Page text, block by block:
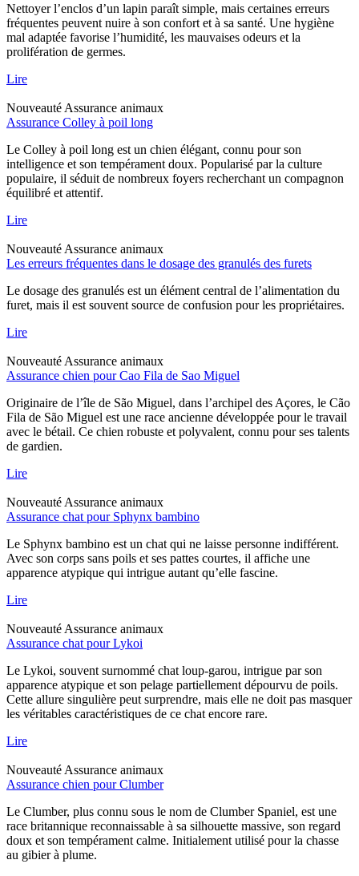
Nettoyer l’enclos d’un lapin paraît simple, mais certaines erreurs
fréquentes peuvent nuire à son confort et à sa santé. Une hygiène
mal adaptée favorise l’humidité, les mauvaises odeurs et la
prolifération de germes.
Lire
Nouveauté Assurance animaux
Assurance Colley à poil long
Le Colley à poil long est un chien élégant, connu pour son
intelligence et son tempérament doux. Popularisé par la culture
populaire, il séduit de nombreux foyers recherchant un compagnon
équilibré et attentif.
Lire
Nouveauté Assurance animaux
Les erreurs fréquentes dans le dosage des granulés des furets
Le dosage des granulés est un élément central de l’alimentation du
furet, mais il est souvent source de confusion pour les propriétaires.
Lire
Nouveauté Assurance animaux
Assurance chien pour Cao Fila de Sao Miguel
Originaire de l’île de São Miguel, dans l’archipel des Açores, le Cão
Fila de São Miguel est une race ancienne développée pour le travail
avec le bétail. Ce chien robuste et polyvalent, connu pour ses talents
de gardien.
Lire
Nouveauté Assurance animaux
Assurance chat pour Sphynx bambino
Le Sphynx bambino est un chat qui ne laisse personne indifférent.
Avec son corps sans poils et ses pattes courtes, il affiche une
apparence atypique qui intrigue autant qu’elle fascine.
Lire
Nouveauté Assurance animaux
Assurance chat pour Lykoi
Le Lykoi, souvent surnommé chat loup-garou, intrigue par son
apparence atypique et son pelage partiellement dépourvu de poils.
Cette allure singulière peut surprendre, mais elle ne doit pas masquer
les véritables caractéristiques de ce chat encore rare.
Lire
Nouveauté Assurance animaux
Assurance chien pour Clumber
Le Clumber, plus connu sous le nom de Clumber Spaniel, est une
race britannique reconnaissable à sa silhouette massive, son regard
doux et son tempérament calme. Initialement utilisé pour la chasse
au gibier à plume.